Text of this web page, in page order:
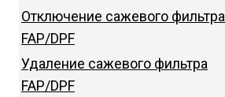
Отключение сажевого фильтра
FAP/DPF
Удаление сажевого фильтра
FAP/DPF